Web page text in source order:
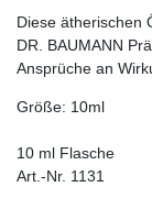
Diese ätherischen
DR. BAUMANN
Ansprüche an
Größe: 10ml
10 ml Flasche
Art.-Nr. 1131